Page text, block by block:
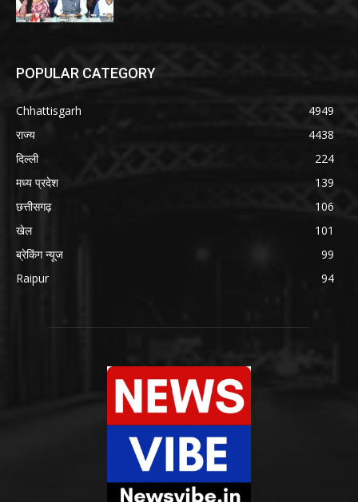
POPULAR CATEGORY
Chhattisgarh
4949
राज्य
4438
दिल्ली
224
मध्य प्रदेश
139
छत्तीसगढ़
106
खेल
101
ब्रेकिंग न्यूज
99
Raipur
94